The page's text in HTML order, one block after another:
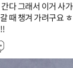
간다 그래서 이거 사
때 챙겨 가려구요